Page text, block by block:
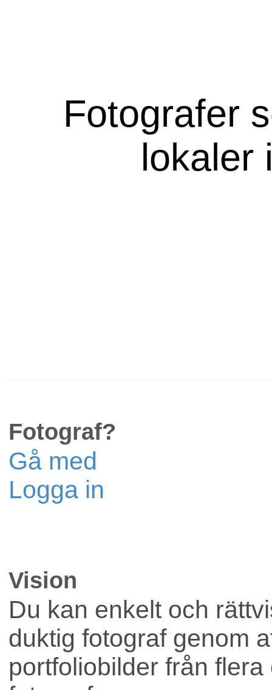
Fotografer som fotograferar
lokaler
Företag
Produkt
Reklam
Fotograf?
Gå med
Logga in
Vision
Du kan enkelt och
duktig fotograf genom
portfoliobilder från flera